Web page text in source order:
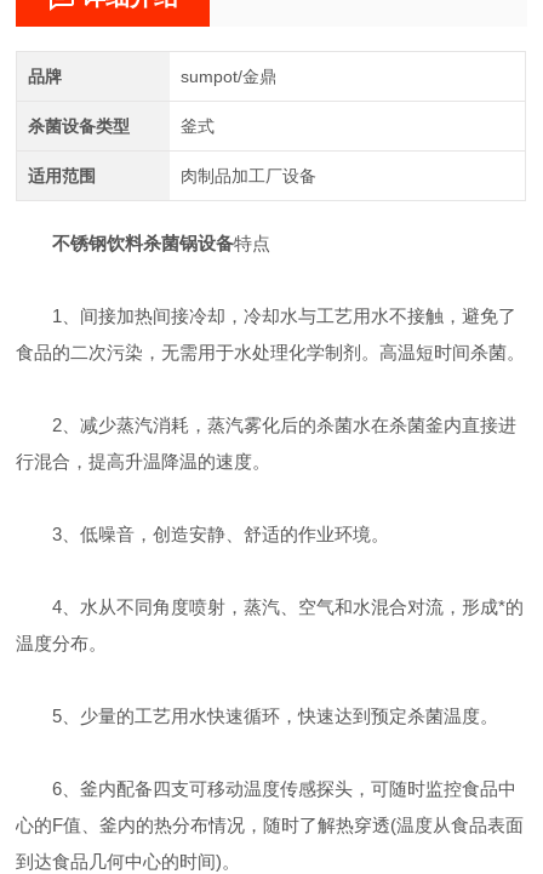
品牌 sumpot/金鼎
杀菌设备类型 釜式
适用范围 肉制品加工厂设备
不锈钢饮料杀菌锅设备特点
1、间接加热间接冷却，冷却水与工艺用水不接触，避免了
食品的二次污染，无需用于水处理化学制剂。高温短时间杀菌。
2、减少蒸汽消耗，蒸汽雾化后的杀菌水在杀菌釜内直接进
行混合，提高升温降温的速度。
3、低噪音，创造安静、舒适的作业环境。
4、水从不同角度喷射，蒸汽、空气和水混合对流，形成*的
温度分布。
5、少量的工艺用水快速循环，快速达到预定杀菌温度。
6、釜内配备四支可移动温度传感探头，可随时监控食品中
心的F值、釜内的热分布情况，随时了解热穿透(温度从食品表面
到达食品几何中心的时间)。